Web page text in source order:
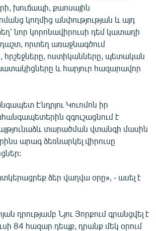
բոլոր կայքերը
խուճապի, քաոսային
կողմից անփությության և այդ
նոր կորոնավիրուսի դեմ կատաղի
որտեղ առաջնագծում
հրշեջները, ոստիկանները, պետական
և հարյուր հազարավոր
Էնդրյու Կուոմոն իր
զգուշացնում է
տարածման վտանգի մասին
արագ ձեռնարկել վիրուսը
ձեր վաղվա օրը», - ասել է
դրությամբ Նյու Յորքում գրանցվել է
84 հազար դեպք, դրանք մեկ օրում